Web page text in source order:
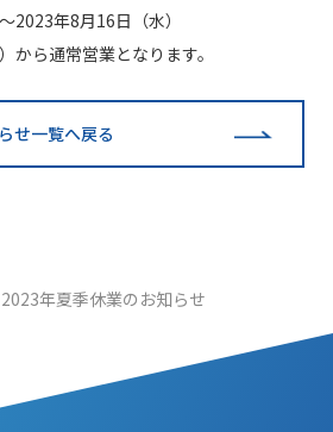
年8月16日（水）
ら通常営業となります。
せ一覧へ戻る
2023年夏季休業のお知らせ